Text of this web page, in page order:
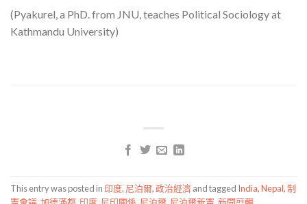
(Pyakurel, a PhD. from JNU, teaches Political Sociology at
Kathmandu University)
This entry was posted in 印度, 尼泊爾,政治經濟 and tagged India,Nepal,制
憲會議,加德滿都, 印度, 尼印關係, 尼泊爾, 尼泊爾新憲,新聞剪輯.